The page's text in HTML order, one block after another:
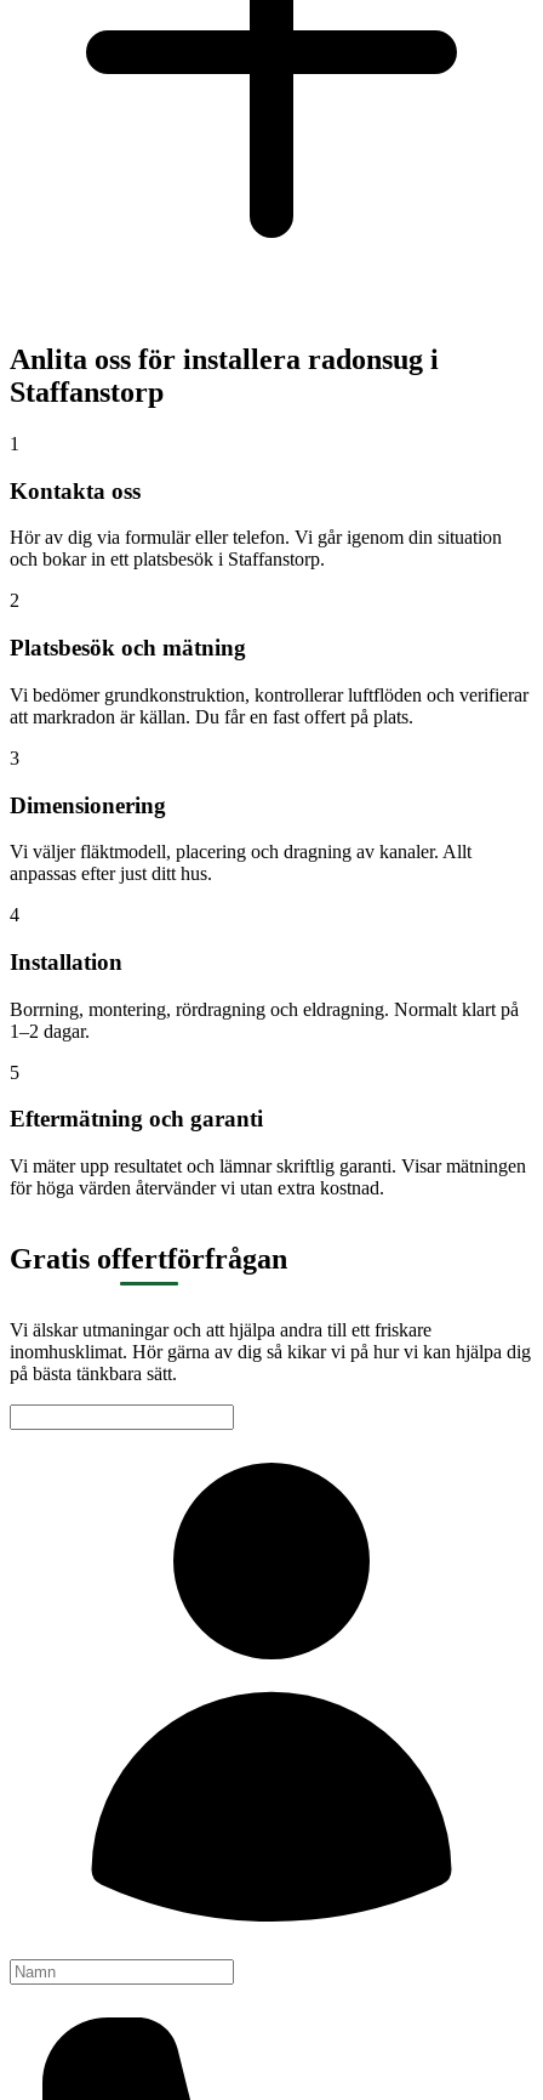
Anlita oss för installera radonsug i
Staffanstorp
1
Kontakta oss
Hör av dig via formulär eller telefon. Vi går igenom din situation
och bokar in ett platsbesök i Staffanstorp.
2
Platsbesök och mätning
Vi bedömer grundkonstruktion, kontrollerar luftflöden och verifierar
att markradon är källan. Du får en fast offert på plats.
3
Dimensionering
Vi väljer fläktmodell, placering och dragning av kanaler. Allt
anpassas efter just ditt hus.
4
Installation
Borrning, montering, rördragning och eldragning. Normalt klart på
1–2 dagar.
5
Eftermätning och garanti
Vi mäter upp resultatet och lämnar skriftlig garanti. Visar mätningen
för höga värden återvänder vi utan extra kostnad.
Gratis offertförfrågan
Vi älskar utmaningar och att hjälpa andra till ett friskare
inomhusklimat. Hör gärna av dig så kikar vi på hur vi kan hjälpa dig
på bästa tänkbara sätt.